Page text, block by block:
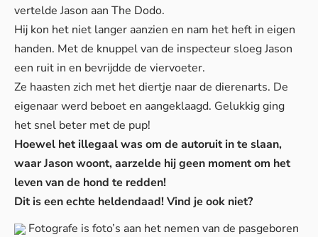
vertelde Jason aan The Dodo.
Hij kon het niet langer aanzien en nam het heft in eigen
handen. Met de knuppel van de inspecteur sloeg Jason
een ruit in en bevrijdde de viervoeter.
Ze haasten zich met het diertje naar de dierenarts. De
eigenaar werd beboet en aangeklaagd. Gelukkig ging
het snel beter met de pup!
Hoewel het illegaal was om de autoruit in te slaan,
waar Jason woont, aarzelde hij geen moment om het
leven van de hond te redden!
Dit is een echte heldendaad! Vind je ook niet?
Fotografe is foto’s aan het nemen van de pasgeboren